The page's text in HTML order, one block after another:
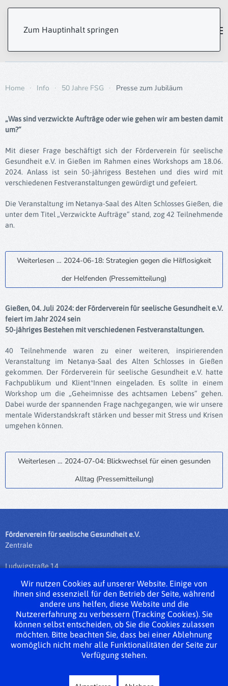
Zum Hauptinhalt springen
Home Info 50 Jahre FSG Presse zum Jubiläum
„Was sind verzwickte Aufträge oder wie gehen wir am besten damit
um?“
Mit dieser Frage beschäftigt sich der Förderverein für seelische
Gesundheit e.V. in Gießen im Rahmen eines Workshops am 18.06.
2024. Anlass ist sein 50-jährigess Bestehen und dies wird mit
verschiedenen Festveranstaltungen gewürdigt und gefeiert.
Die Veranstaltung im Netanya-Saal des Alten Schlosses Gießen, die
unter dem Titel „Verzwickte Aufträge“ stand, zog 42 Teilnehmende
an.
Weiterlesen … 2024-06-18: Strategien gegen die Hilflosigkeit
der Helfenden (Pressemitteilung)
Gießen, 04. Juli 2024: der Förderverein für seelische Gesundheit e.V.
feiert im Jahr 2024 sein
50-jähriges Bestehen mit verschiedenen Festveranstaltungen.
40 Teilnehmende waren zu einer weiteren, inspirierenden
Veranstaltung im Netanya-Saal des Alten Schlosses in Gießen
gekommen. Der Förderverein für seelische Gesundheit e.V. hatte
Fachpublikum und Klient*Innen eingeladen. Es sollte in einem
Workshop um die „Geheimnisse des achtsamen Lebens“ gehen.
Dabei wurde der spannenden Frage nachgegangen, wie wir unsere
mentale Widerstandskraft stärken und besser mit Stress und Krisen
umgehen können.
Weiterlesen … 2024-07-04: Blickwechsel für einen gesunden
Alltag (Pressemitteilung)
Förderverein für seelische Gesundheit e.V.
Zentrale
Ludwigstraße 14
Tel.: 0641 / 975 76 - 0
Fax: 0641 / 975 76 - 50
info@fsg-giessen.de
Impressum
Datenschutzerklärung
Wir nutzen Cookies auf unserer Website. Einige von
ihnen sind essenziell für den Betrieb der Seite, während
andere uns helfen, diese Website und die
Nutzererfahrung zu verbessern (Tracking Cookies). Sie
können selbst entscheiden, ob Sie die Cookies zulassen
möchten. Bitte beachten Sie, dass bei einer Ablehnung
womöglich nicht mehr alle Funktionalitäten der Seite zur
Verfügung stehen.